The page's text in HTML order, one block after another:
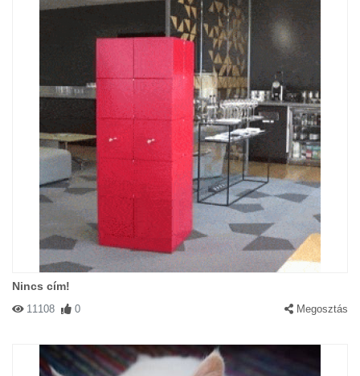
Nincs cím!
11108 0 Megosztás